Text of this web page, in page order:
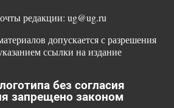
редакции: ug@ug.ru
допускается с разрешения
ссылки на издание
без согласия
запрещено законом